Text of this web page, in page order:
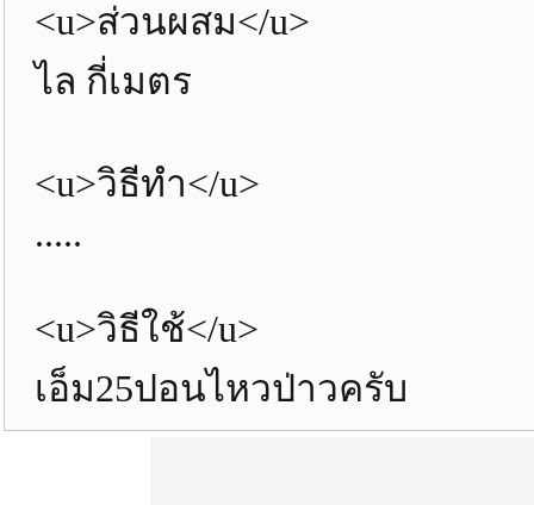
<u>ส่วนผสม</u>
ไล กี่เมตร
<u>วิธีทำ</u>
.....
<u>วิธีใช้</u>
เอ็ม25ปอนไหวป่าวครับ